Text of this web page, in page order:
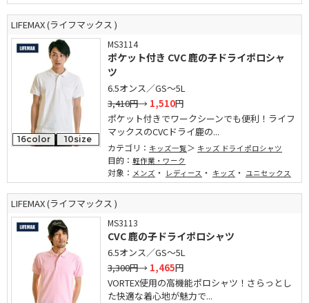
LIFEMAX (ライフマックス )
16color 10size
MS3114
ポケット付き CVC 鹿の子ドライポロシャ
ツ
6.5オンス／GS～5L
3,410円→ 1,510円
ポケット付きでワークシーンでも便利！ライフ
マックスのCVCドライ鹿の...
カテゴリ： キッズ一覧 キッズ ドライポロシャツ
目的： 軽作業・ワーク
対象： メンズ ・ レディース ・ キッズ ・ ユニセックス
LIFEMAX (ライフマックス )
MS3113
CVC 鹿の子ドライポロシャツ
6.5オンス／GS～5L
3,300円→ 1,465円
VORTEX使用の高機能ポロシャツ！さらっとし
た快適な着心地が魅力で...